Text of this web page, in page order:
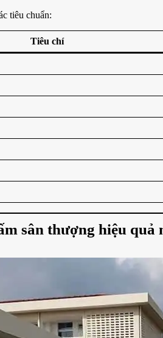
tiêu chuẩn:
Tiêu chí
sân thượng hiệu quả